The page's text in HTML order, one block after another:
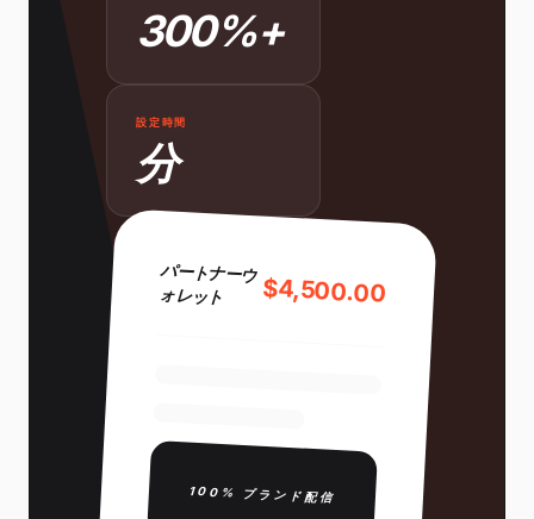
300%+
設定時間
分
パートナーウ
ォレット $4,500.00
100% ブランド配信